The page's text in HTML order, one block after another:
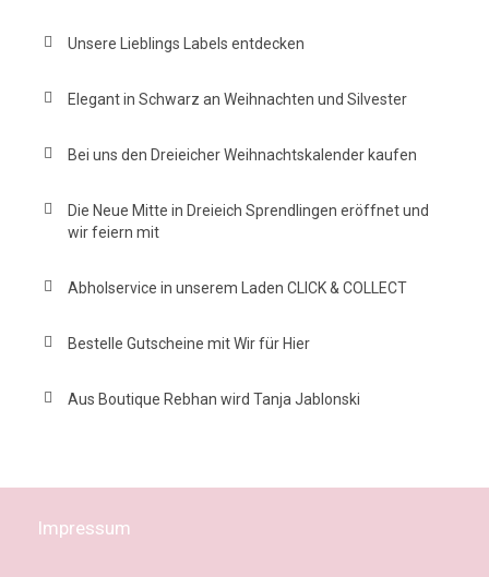
Unsere Lieblings Labels entdecken
Elegant in Schwarz an Weihnachten und Silvester
Bei uns den Dreieicher Weihnachtskalender kaufen
Die Neue Mitte in Dreieich Sprendlingen eröffnet und
wir feiern mit
Abholservice in unserem Laden CLICK & COLLECT
Bestelle Gutscheine mit Wir für Hier
Aus Boutique Rebhan wird Tanja Jablonski
Impressum